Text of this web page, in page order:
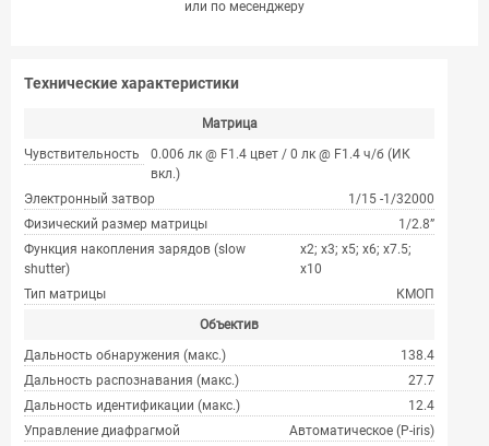
или по месенджеру
Технические характеристики
Матрица
Чувствительность
0.006 лк @ F1.4 цвет / 0 лк @ F1.4 ч/б (ИК
вкл.)
Электронный затвор
1/15 -1/32000
Физический размер матрицы
1/2.8”
Функция накопления зарядов (slow
shutter)
x2; x3; x5; x6; x7.5;
x10
Тип матрицы
КМОП
Объектив
Дальность обнаружения (макс.)
138.4
Дальность распознавания (макс.)
27.7
Дальность идентификации (макс.)
12.4
Управление диафрагмой
Автоматическое (P-iris)